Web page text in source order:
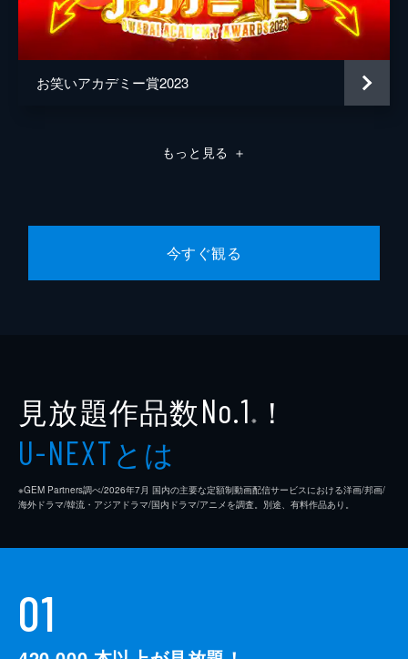
木村亮
大森千代美
高柳健人
真壁正彦
中塚大悟
お笑いアカデミー賞2023
もっと見る ＋
今すぐ観る
見放題作品数No.1 ※ ！
U-NEXTとは
※GEM Partners調べ/2026年7⽉ 国内の主要な定額制動画配信サービスにおける洋画/邦画/
海外ドラマ/韓流・アジアドラマ/国内ドラマ/アニメを調査。別途、有料作品あり。
01